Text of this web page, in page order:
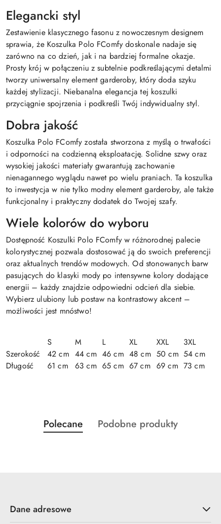
Elegancki styl
Zestawienie klasycznego fasonu z nowoczesnym designem
sprawia, że Koszulka Polo FComfy doskonale nadaje się
zarówno na co dzień, jak i na bardziej formalne okazje.
Prosty krój w połączeniu z subtelnie podkreślającymi detalmi
tworzy uniwersalny element garderoby, który doda szyku
każdej stylizacji. Niebanalna elegancja tej koszulki
przyciągnie spojrzenia i podkreśli Twój indywidualny styl.
Dobra jakość
Koszulka Polo FComfy została stworzona z myślą o trwałości
i odporności na codzienną eksploatację. Solidne szwy oraz
wysokiej jakości materiały gwarantują zachowanie
nienagannego wyglądu nawet po wielu praniach. Ta koszulka
to inwestycja w nie tylko modny element garderoby, ale także
funkcjonalny i praktyczny dodatek do Twojej szafy.
Wiele kolorów do wyboru
Dostępność Koszulki Polo FComfy w różnorodnej palecie
kolorystycznej pozwala dostosować ją do swoich preferencji
oraz aktualnych trendów modowych. Od stonowanych barw
pasujących do klasyki mody po intensywne kolory dodające
energii – każdy znajdzie odpowiedni odcień dla siebie.
Wybierz ulubiony lub postaw na kontrastowy akcent –
możliwości jest mnóstwo!
S M L XL XXL
3XL
Szerokość
42 cm 44 cm 46 cm 48 cm 50 cm 54 cm
Długość
61 cm 63 cm 65 cm 67 cm 69 cm 73 cm
Pomiń karuzelę produktów
Produkty
o
Polecane
Produkty
Podobne produkty
Dane adresowe